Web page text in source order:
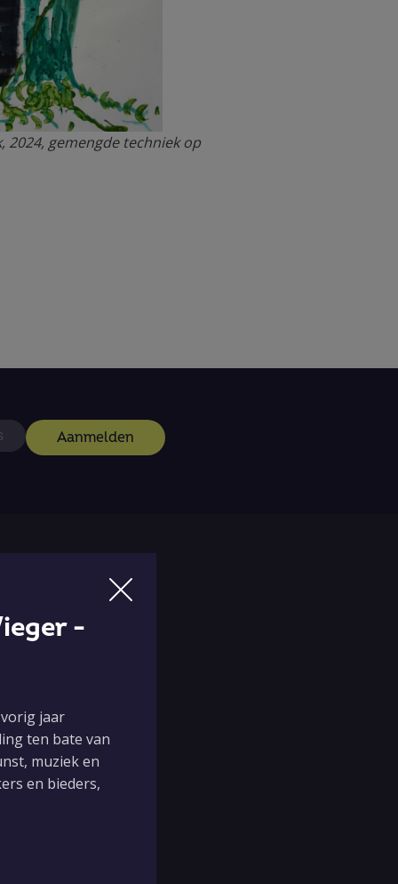
2024, gemengde techniek op
Aanmelden
-
jaar
ten bate van
muziek en
en bieders,